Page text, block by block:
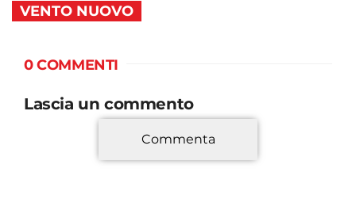
VENTO NUOVO
0 COMMENTI
Lascia un commento
*
Commenta